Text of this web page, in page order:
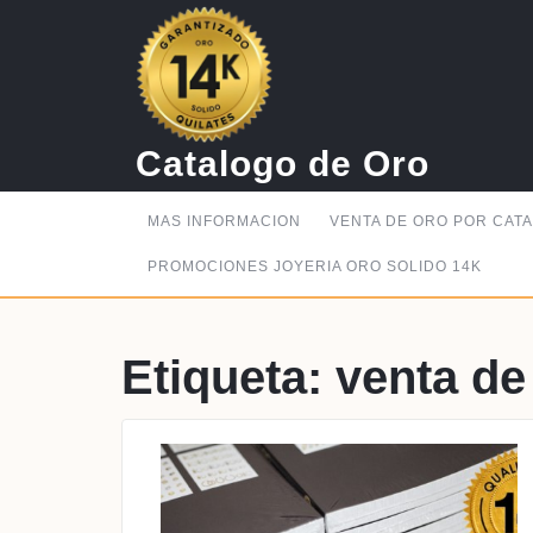
Catalogo de Oro
MAS INFORMACION VENTA DE ORO POR
PROMOCIONES JOYERIA ORO SOLIDO 14K
Etiqueta: venta